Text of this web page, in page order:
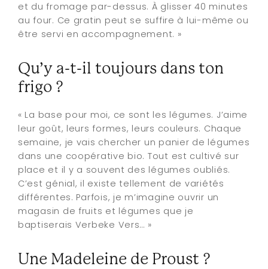
et du fromage par-dessus. À glisser 40 minutes
au four. Ce gratin peut se suffire à lui-même ou
être servi en accompagnement. »
Qu’y a-t-il toujours dans ton
frigo ?
« La base pour moi, ce sont les légumes. J’aime
leur goût, leurs formes, leurs couleurs. Chaque
semaine, je vais chercher un panier de légumes
dans une coopérative bio. Tout est cultivé sur
place et il y a souvent des légumes oubliés.
C’est génial, il existe tellement de variétés
différentes. Parfois, je m’imagine ouvrir un
magasin de fruits et légumes que je
baptiserais Verbeke Vers… »
Une Madeleine de Proust ?